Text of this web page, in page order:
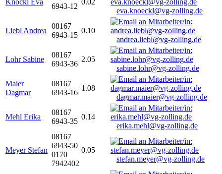
Knöckl Eva
6943-12
0.02
eva.knoeckl@vg-zolling.de
Liebl Andrea
08167
6943-15
0.10
andrea.liebl@vg-zolling.de
Lohr Sabine
08167
6943-36
2.05
sabine.lohr@vg-zolling.de
Maier
Dagmar
08167
6943-16
1.08
dagmar.maier@vg-zolling.de
Mehl Erika
08167
6943-35
0.14
erika.mehl@vg-zolling.de
Meyer Stefan
08167
6943-50
0170
7942402
0.05
stefan.meyer@vg-zolling.de